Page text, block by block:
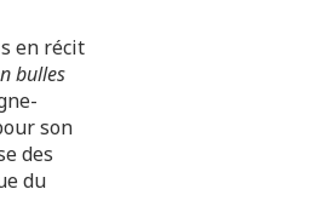
en récit
bulles
son
des
du